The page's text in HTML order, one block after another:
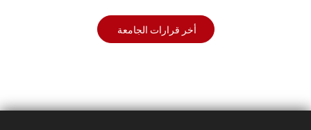
أخر قرارات الجامعة